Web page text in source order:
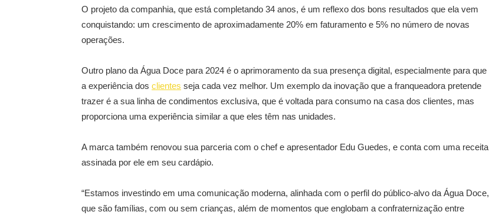
O projeto da companhia, que está completando 34 anos, é um reflexo dos bons resultados que ela vem
conquistando: um crescimento de aproximadamente 20% em faturamento e 5% no número de novas
operações.
Outro plano da Água Doce para 2024 é o aprimoramento da sua presença digital, especialmente para que
a experiência dos clientes seja cada vez melhor. Um exemplo da inovação que a franqueadora pretende
trazer é a sua linha de condimentos exclusiva, que é voltada para consumo na casa dos clientes, mas
proporciona uma experiência similar a que eles têm nas unidades.
A marca também renovou sua parceria com o chef e apresentador Edu Guedes, e conta com uma receita
assinada por ele em seu cardápio.
“Estamos investindo em uma comunicação moderna, alinhada com o perfil do público-alvo da Água Doce,
que são famílias, com ou sem crianças, além de momentos que englobam a confraternização entre